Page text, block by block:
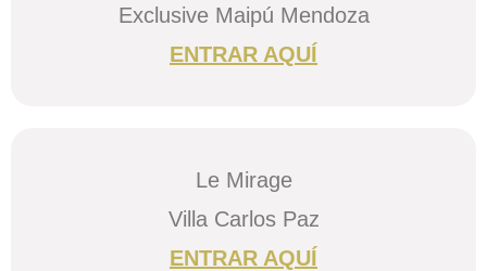
Exclusive Maipú Mendoza
ENTRAR AQUÍ
Le Mirage
Villa Carlos Paz
ENTRAR AQUÍ